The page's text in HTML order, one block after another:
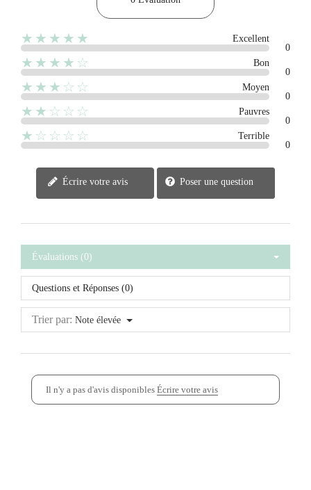
★★★★★
Excellent
0
★★★★☆
Bon
0
★★★☆☆
Moyen
0
★★☆☆☆
Pauvres
0
★☆☆☆☆
Terrible
0
Écrire votre avis Poser une question
Évaluations (0)
Questions et Réponses (0)
Trier par: Note élevée
Il n'y a pas d'avis disponibles Écrire votre avis